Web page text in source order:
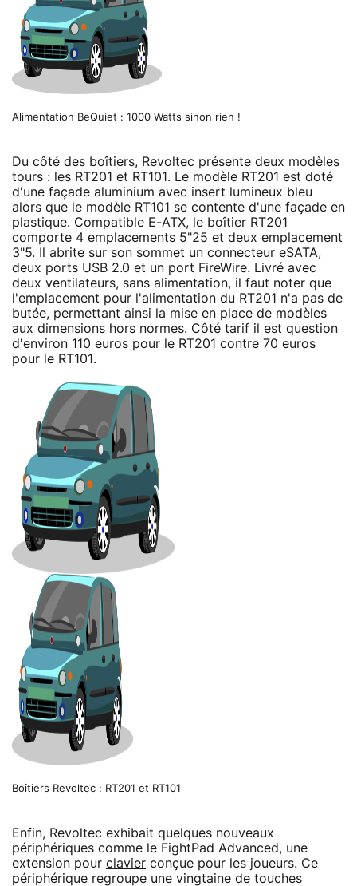
Alimentation BeQuiet : 1000 Watts sinon rien !
Du côté des boîtiers, Revoltec présente deux modèles
tours : les RT201 et RT101. Le modèle RT201 est doté
d'une façade aluminium avec insert lumineux bleu
alors que le modèle RT101 se contente d'une façade en
plastique. Compatible E-ATX, le boîtier RT201
comporte 4 emplacements 5"25 et deux emplacement
3"5. Il abrite sur son sommet un connecteur eSATA,
deux ports USB 2.0 et un port FireWire. Livré avec
deux ventilateurs, sans alimentation, il faut noter que
l'emplacement pour l'alimentation du RT201 n'a pas de
butée, permettant ainsi la mise en place de modèles
aux dimensions hors normes. Côté tarif il est question
d'environ 110 euros pour le RT201 contre 70 euros
pour le RT101.
Boîtiers Revoltec : RT201 et RT101
Enfin, Revoltec exhibait quelques nouveaux
périphériques comme le FightPad Advanced, une
extension pour clavier conçue pour les joueurs. Ce
périphérique regroupe une vingtaine de touches